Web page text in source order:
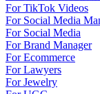
For TikTok Videos
For Social Media
For Social Media
For Brand Manager
For Ecommerce
For Lawyers
For Jewelry